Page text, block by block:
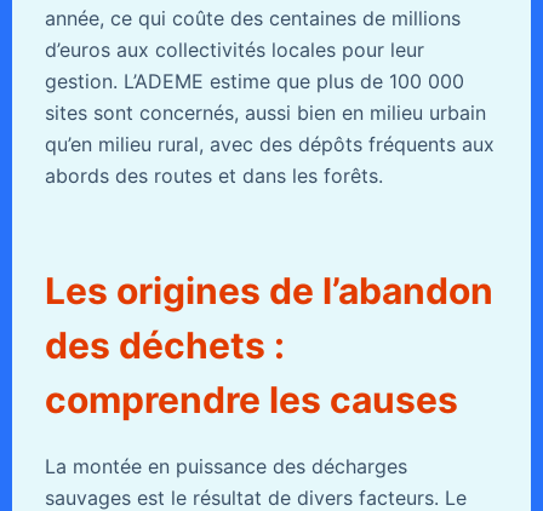
année, ce qui coûte des centaines de millions
d’euros aux collectivités locales pour leur
gestion. L’ADEME estime que plus de 100 000
sites sont concernés, aussi bien en milieu urbain
qu’en milieu rural, avec des dépôts fréquents aux
abords des routes et dans les forêts.
Les origines de l’abandon
des déchets :
comprendre les causes
La montée en puissance des décharges
sauvages est le résultat de divers facteurs. Le